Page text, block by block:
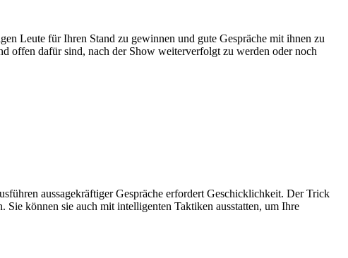
Leute für Ihren Stand zu gewinnen und gute Gespräche mit ihnen zu
offen dafür sind, nach der Show weiterverfolgt zu werden oder noch
aussagekräftiger Gespräche erfordert Geschicklichkeit. Der Trick
Sie können sie auch mit intelligenten Taktiken ausstatten, um Ihre